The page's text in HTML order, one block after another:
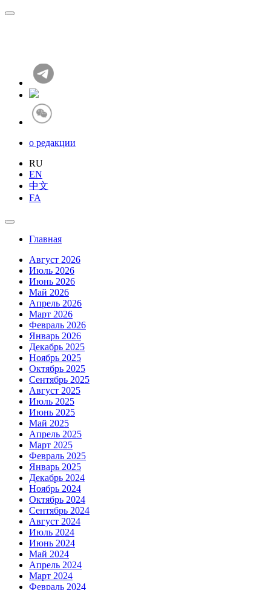
о редакции
RU
EN
中文
FA
Главная
Август 2026
Июль 2026
Июнь 2026
Май 2026
Апрель 2026
Март 2026
Февраль 2026
Январь 2026
Декабрь 2025
Ноябрь 2025
Октябрь 2025
Сентябрь 2025
Август 2025
Июль 2025
Июнь 2025
Май 2025
Апрель 2025
Март 2025
Февраль 2025
Январь 2025
Декабрь 2024
Ноябрь 2024
Октябрь 2024
Сентябрь 2024
Август 2024
Июль 2024
Июнь 2024
Май 2024
Апрель 2024
Март 2024
Февраль 2024